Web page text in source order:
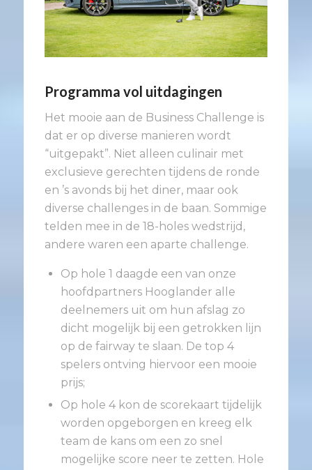
Programma vol uitdagingen
Het mooie aan de Business Challenge is
dat er op diverse manieren wordt
“uitgepakt”. Niet alleen culinair met
exclusieve gerechten tijdens de ronde
en ’s avonds bij het diner, maar ook
diverse challenges in de baan. Sommige
telden mee in de 18-holes wedstrijd,
andere waren een aparte challenge.
Op hole 1 daagde een van onze
hoofdpartners Hooglander alle
deelnemers uit om hun afslag zo
dicht mogelijk bij een getrokken lijn
op de fairway te slaan. De top 4
spelers ontving hiervoor een mooie
prijs;
Op hole 4 kon de scorekaart tijdelijk
worden opgeborgen en kreeg elk
team de kans om een zo snel
mogelijke score neer te zetten. Hole